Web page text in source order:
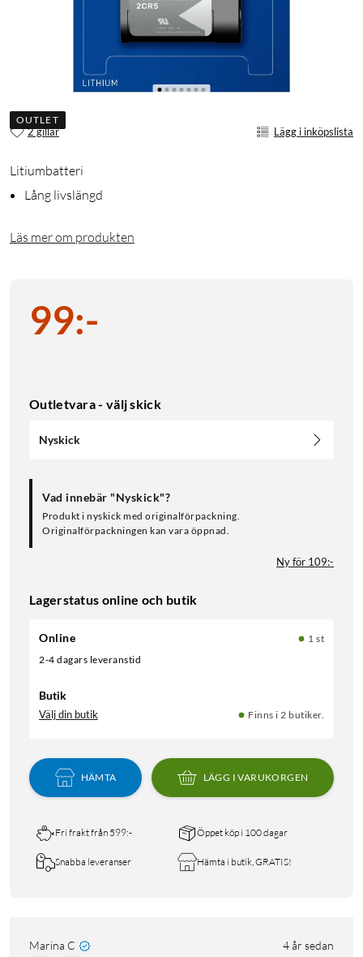
OUTLET
2 gillar Lägg i inköpslista
Litiumbatteri
Lång livslängd
Läs mer om produkten
99:-
Outletvara - välj skick
Nyskick
Vad innebär "Nyskick"?
Produkt i nyskick med originalförpackning.
Originalförpackningen kan vara öppnad.
Ny för 109:-
Lagerstatus online och butik
Online
1 st
2-4 dagars leveranstid
Butik
Välj din butik Finns i 2 butiker.
HÄMTA LÄGG I VARUKORGEN
Fri frakt från 599:- Öppet köp i 100 dagar
Snabba leveranser Hämta i butik, GRATIS!
Marina C 4 år sedan